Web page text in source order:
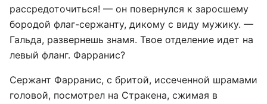
рассредоточиться! — он повернулся к заросшему
бородой флаг-сержанту, дикому с виду мужику. —
Гальда, развернешь знамя. Твое отделение идет на
левый фланг. Фарранис?
Сержант Фарранис, с бритой, иссеченной шрамами
головой, посмотрел на Стракена, сжимая в